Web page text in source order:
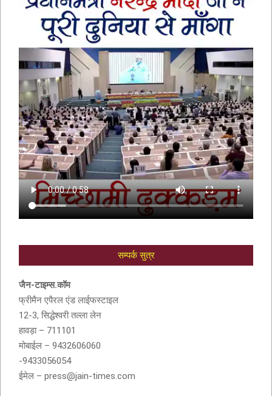
आचार्य मानतुंगसूरि द्वारा
आदरणीय सुशीला देवी बांठिया (SUSHILA DEVI
सम्पर्क सुत्र
जैन-टाइम्स.कॉम
फ्रीमैन एपैरल एंड लाईफस्टाइल
12-3, सिद्धेश्वरी तल्ला लेन
हावड़ा – 711101
मोबाईल – 9432606060
-9433056054
ईमेल – press@jain-times.com